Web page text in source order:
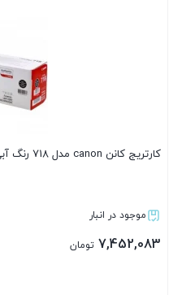
کارتریج کانن canon مدل 718 رنگ آبی گرید A
موجود در انبار
7,452,083 تومان